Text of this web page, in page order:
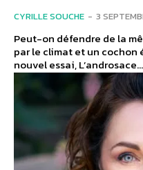
CYRILLE SOUCHE - 3
Peut-on défendre de la
par le climat et un cochon
nouvel essai, L’androsace...